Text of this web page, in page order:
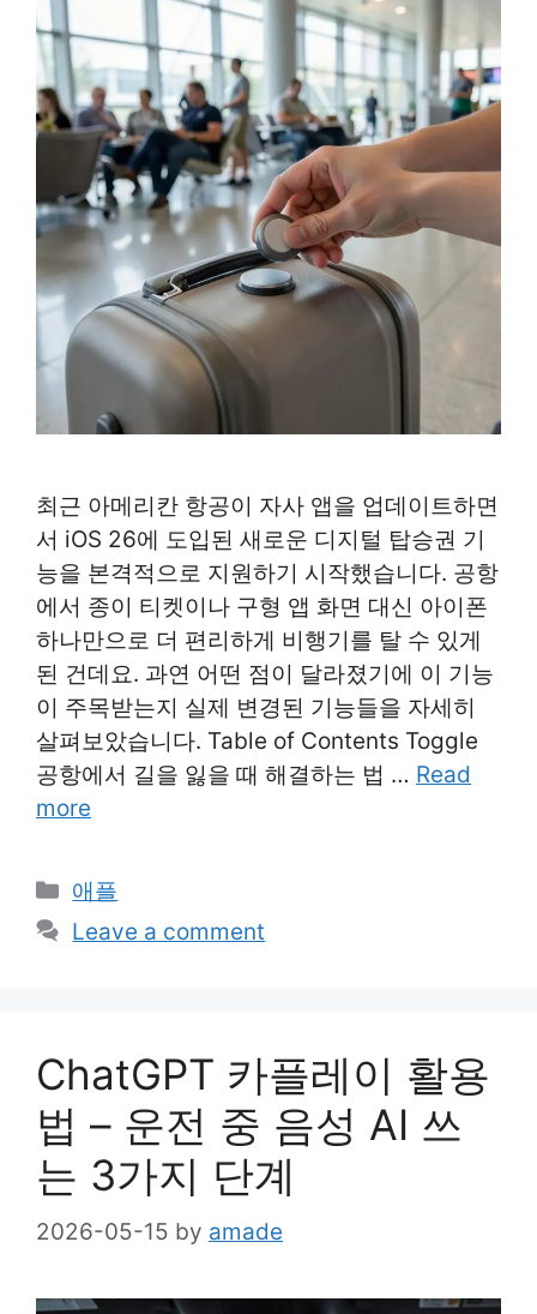
최근 아메리칸 항공이 자사 앱을 업데이트하면
서 iOS 26에 도입된 새로운 디지털 탑승권 기
능을 본격적으로 지원하기 시작했습니다. 공항
에서 종이 티켓이나 구형 앱 화면 대신 아이폰
하나만으로 더 편리하게 비행기를 탈 수 있게
된 건데요. 과연 어떤 점이 달라졌기에 이 기능
이 주목받는지 실제 변경된 기능들을 자세히
살펴보았습니다. Table of Contents Toggle
공항에서 길을 잃을 때 해결하는 법 … Read
more
Categories
애플
Leave a comment
ChatGPT 카플레이 활용
법 – 운전 중 음성 AI 쓰
는 3가지 단계
2026-05-15 by amade